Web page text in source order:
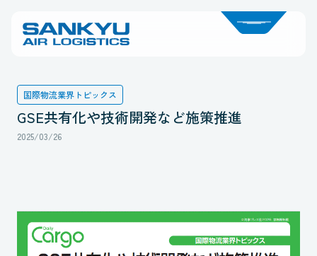
国際物流業界トピックス
GSE共有化や技術開発など施策推進
2025/03/26